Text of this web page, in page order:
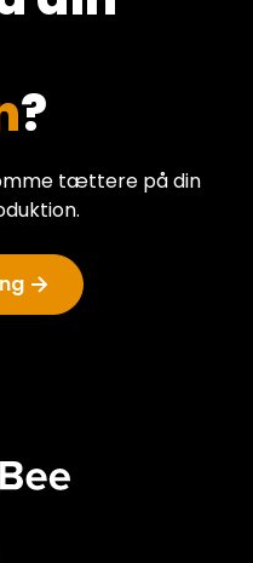
?
tættere på din